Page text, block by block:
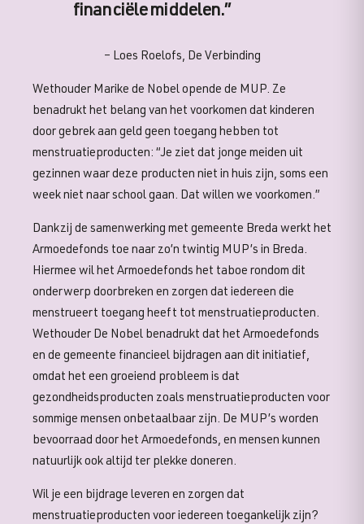
financiële middelen.”
– Loes Roelofs, De Verbinding
Wethouder Marike de Nobel opende de MUP. Ze
benadrukt het belang van het voorkomen dat kinderen
door gebrek aan geld geen toegang hebben tot
menstruatieproducten: “Je ziet dat jonge meiden uit
gezinnen waar deze producten niet in huis zijn, soms een
week niet naar school gaan. Dat willen we voorkomen.”
Dankzij de samenwerking met gemeente Breda werkt het
Armoedefonds toe naar zo’n twintig MUP’s in Breda.
Hiermee wil het Armoedefonds het taboe rondom dit
onderwerp doorbreken en zorgen dat iedereen die
menstrueert toegang heeft tot menstruatieproducten.
Wethouder De Nobel benadrukt dat het Armoedefonds
en de gemeente financieel bijdragen aan dit initiatief,
omdat het een groeiend probleem is dat
gezondheidsproducten zoals menstruatieproducten voor
sommige mensen onbetaalbaar zijn. De MUP’s worden
bevoorraad door het Armoedefonds, en mensen kunnen
natuurlijk ook altijd ter plekke doneren.
Wil je een bijdrage leveren en zorgen dat
menstruatieproducten voor iedereen toegankelijk zijn?